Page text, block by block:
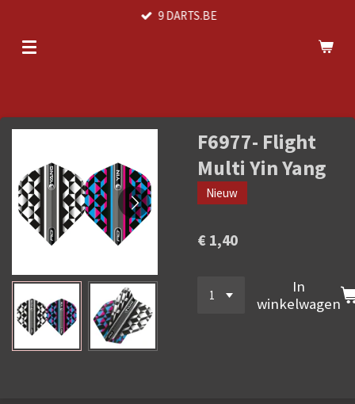
naar
9 DARTS.BE
F6977- Flight
Multi Yin Yang
Nieuw
€ 1,40
In
winkelwagen